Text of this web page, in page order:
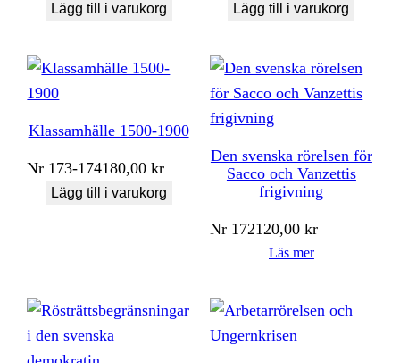
Lägg till i varukorg Lägg till i varukorg
Klassamhälle 1500-1900
Nr 173-174180,00kr
Lägg till i varukorg
Den svenska rörelsen för
Sacco och Vanzettis
frigivning
Nr 172120,00kr
Läs mer